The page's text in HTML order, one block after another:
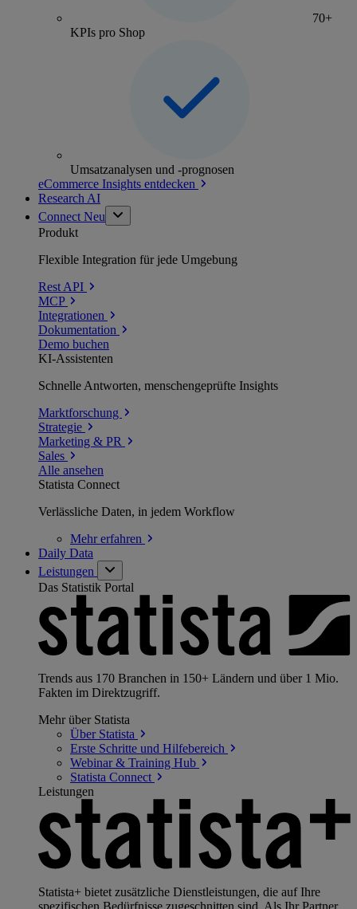
70+
KPIs pro Shop
Umsatzanalysen und -prognosen
eCommerce Insights entdecken
Research AI
Connect Neu
Produkt
Flexible Integration für jede Umgebung
Rest API
MCP
Integrationen
Dokumentation
Demo buchen
KI-Assistenten
Schnelle Antworten, menschengeprüfte Insights
Marktforschung
Strategie
Marketing & PR
Sales
Alle ansehen
Statista Connect
Verlässliche Daten, in jedem Workflow
Mehrerfahren
Daily Data
Leistungen
Das Statistik Portal
Trends aus 170 Branchen in 150+ Ländern und über 1 Mio.
Fakten im Direktzugriff.
Mehr über Statista
Über Statista
Erste Schritte und Hilfebereich
Webinar & Training Hub
Statista Connect
Leistungen
Statista+ bietet zusätzliche Dienstleistungen, die auf Ihre
spezifischen Bedürfnisse zugeschnitten sind. Als Ihr Partner